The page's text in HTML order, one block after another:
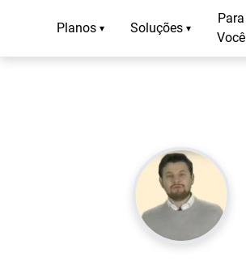
Planos ▾ Soluções ▾
Para
Você